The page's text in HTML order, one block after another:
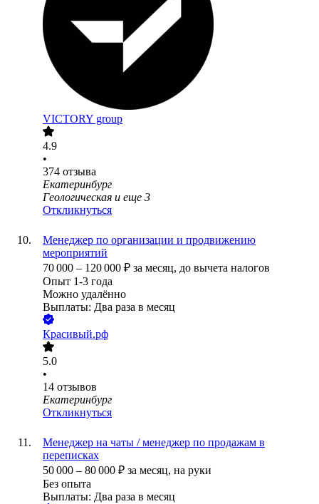
VICTORY group
4.9
•
374 отзыва
Екатеринбург
Геологическая и еще 3
Откликнуться
Менеджер по организации и продвижению
мероприятий
70 000 – 120 000 ₽ за месяц, до вычета налогов
Опыт 1-3 года
Можно удалённо
Выплаты: Два раза в месяц
Красивый.рф
5.0
•
14 отзывов
Екатеринбург
Откликнуться
Менеджер на чаты / менеджер по продажам в
переписках
50 000 – 80 000 ₽ за месяц, на руки
Без опыта
Выплаты: Два раза в месяц